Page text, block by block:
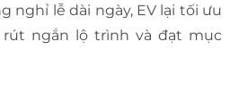
nghỉ lễ dài ngày, EV lại tối ưu
ngắn lộ trình và đạt mục